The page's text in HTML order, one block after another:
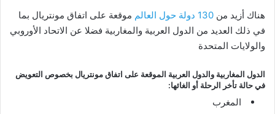
هناك أزيد من
موقعة على اتفاق مونتريال بما
في ذلك العديد من الدول العربية والمغاربية فضلا عن الاتحاد الأوروبي
والولايات المتحدة
الدول المغاربية والدول العربية الموقعة على اتفاق مونتريال بخصوص التعويض
في حالة تأخر الرحلة أو الغائها:
المغرب